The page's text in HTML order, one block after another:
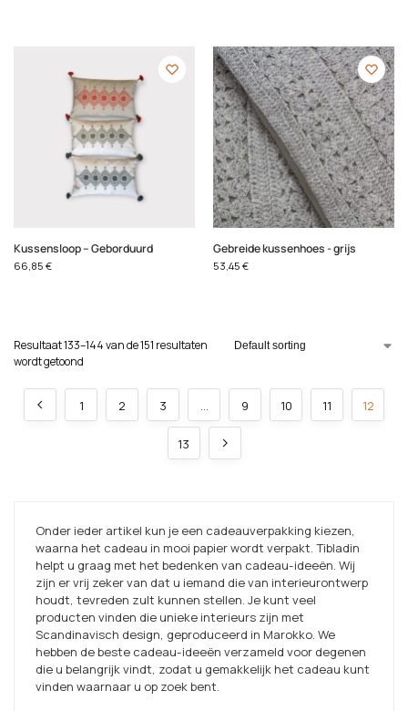
Kussensloop – Geborduurd
66,85 €
Gebreide kussenhoes - grijs
53,45 €
Resultaat 133–144 van de 151 resultaten
wordt getoond
1 2 3 … 9 10 11 12
13
Onder ieder artikel kun je een cadeauverpakking kiezen,
waarna het cadeau in mooi papier wordt verpakt. Tibladin
helpt u graag met het bedenken van cadeau-ideeën. Wij
zijn er vrij zeker van dat u iemand die van interieurontwerp
houdt, tevreden zult kunnen stellen. Je kunt veel
producten vinden die unieke interieurs zijn met
Scandinavisch design, geproduceerd in Marokko. We
hebben de beste cadeau-ideeën verzameld voor degenen
die u belangrijk vindt, zodat u gemakkelijk het cadeau kunt
vinden waarnaar u op zoek bent.